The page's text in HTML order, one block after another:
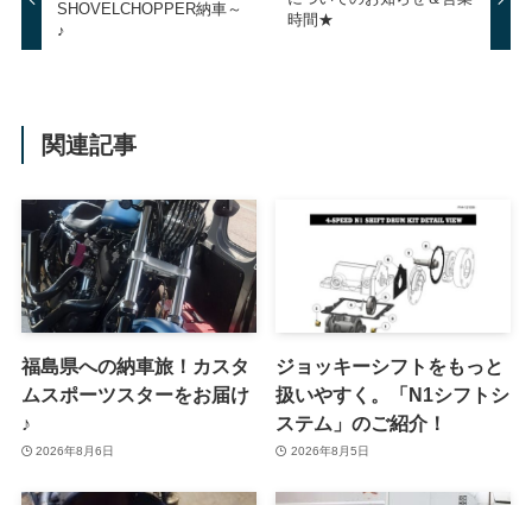
SHOVELCHOPPER納車～
♪
時間★
関連記事
福島県への納車旅！カスタ
ムスポーツスターをお届け
♪
2026年8月6日
ジョッキーシフトをもっと
扱いやすく。「N1シフトシ
ステム」のご紹介！
2026年8月5日